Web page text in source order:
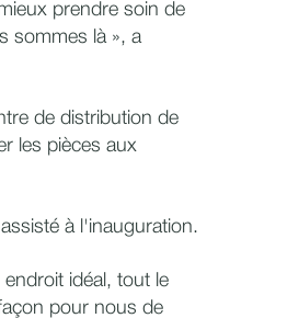
prendre soin de
sommes là », a
de distribution de
les pièces aux
à l'inauguration.
idéal, tout le
pour nous de